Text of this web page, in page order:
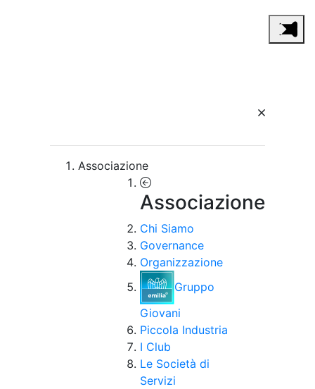
Associazione
Associazione
Chi Siamo
Governance
Organizzazione
Gruppo
Giovani
Piccola Industria
I Club
Le Società di
Servizi